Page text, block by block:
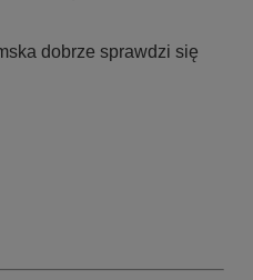
dobrze sprawdzi się